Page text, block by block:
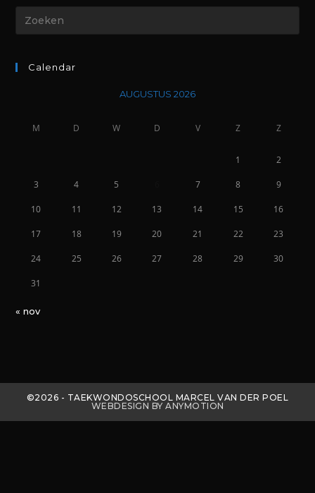
Calendar
AUGUSTUS 2026
M D W D V Z Z
1 2
3 4 5 7 8 9
10 11 12 13 14 15 16
17 18 19 20 21 22 23
24 25 26 27 28 29 30
31
« nov
©2026 - TAEKWONDOSCHOOL MARCEL VAN DER POEL
WEBDESIGN BY ANYMOTION